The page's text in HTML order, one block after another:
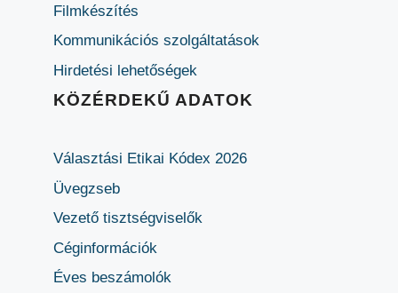
Filmkészítés
Kommunikációs szolgáltatások
Hirdetési lehetőségek
KÖZÉRDEKŰ ADATOK
Választási Etikai Kódex 2026
Üvegzseb
Vezető tisztségviselők
Céginformációk
Éves beszámolók